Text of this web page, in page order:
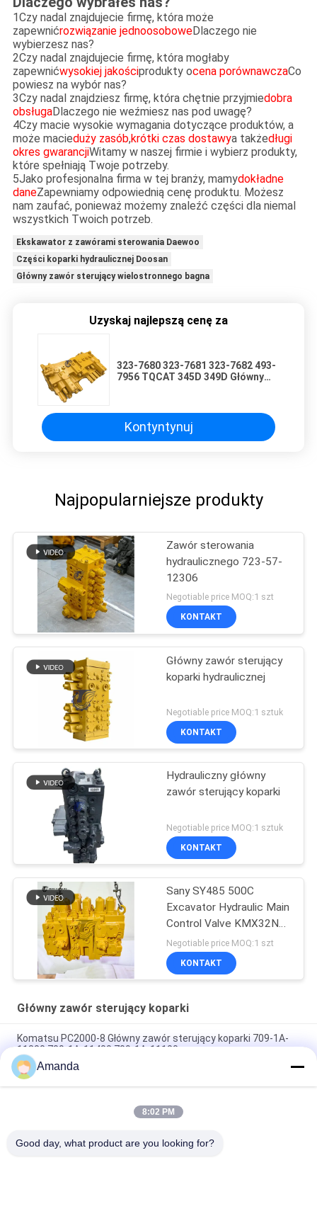
1Czy nadal znajdujecie firmę, która może
zapewnićrozwiązanie jednoosoboweDlaczego nie
wybierzesz nas?
2Czy nadal znajdujecie firmę, która mogłaby
zapewnićwysokiej jakościprodukty ocena porównawczaCo
powiesz na wybór nas?
3Czy nadal znajdziesz firmę, która chętnie przyjmiedobra
obsługaDlaczego nie weźmiesz nas pod uwagę?
4Czy macie wysokie wymagania dotyczące produktów, a
może macieduży zasób,krótki czas dostawya takżedługi
okres gwarancjiWitamy w naszej firmie i wybierz produkty,
które spełniają Twoje potrzeby.
5Jako profesjonalna firma w tej branży, mamydokładne
daneZapewniamy odpowiednią cenę produktu. Możesz
nam zaufać, ponieważ możemy znaleźć części dla niemal
wszystkich Twoich potrzeb.
Ekskawator z zawórami sterowania Daewoo
Części koparki hydraulicznej Doosan
Główny zawór sterujący wielostronnego bagna
Uzyskaj najlepszą cenę za
323-7680 323-7681 323-7682 493-
7956 TQCAT 345D 349D Główny
Kontyntynuj
Najpopularniejsze produkty
Zawór sterowania
hydraulicznego 723-57-
12306
Negotiable price MOQ:1 szt
KONTAKT
Główny zawór sterujący
koparki hydraulicznej
Negotiable price MOQ:1 sztuk
KONTAKT
Hydrauliczny główny
zawór sterujący koparki
Negotiable price MOQ:1 sztuk
KONTAKT
Sany SY485 500C
Excavator Hydraulic Main
Control Valve KMX32NA
High Quality
Negotiable price MOQ:1 szt
KONTAKT
Główny zawór sterujący koparki
Komatsu PC2000-8 Główny zawór sterujący koparki 709-1A-
11300 709-1A-11400 709-1A-11100
PC160LC-7 PC160-7 Wynęgarka z zawórami sterującymi
Komatsu, 723-57-16100 Główne części wykopalni
VOE14541591 Główny zawór sterujący koparki dla Volvo
Amanda
8:02 PM
Good day, what product are you looking for?